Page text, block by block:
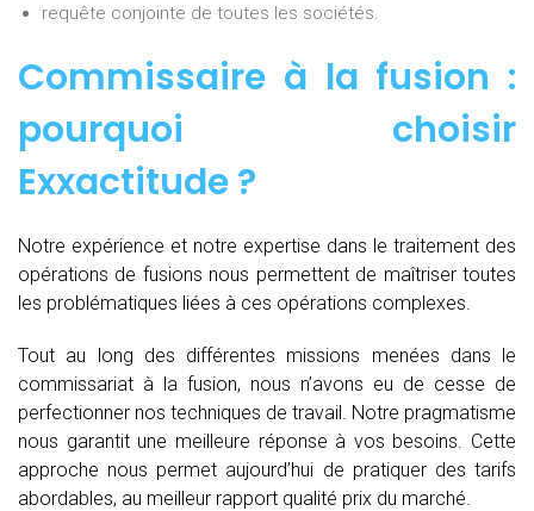
requête conjointe de toutes les sociétés.
Commissaire à la fusion :
pourquoi choisir
Exxactitude ?
Notre expérience et notre expertise dans le traitement des
opérations de fusions nous permettent de maîtriser toutes
les problématiques liées à ces opérations complexes.
Tout au long des différentes missions menées dans le
commissariat à la fusion, nous n’avons eu de cesse de
perfectionner nos techniques de travail. Notre pragmatisme
nous garantit une meilleure réponse à vos besoins. Cette
approche nous permet aujourd’hui de pratiquer des tarifs
abordables, au meilleur rapport qualité prix du marché.